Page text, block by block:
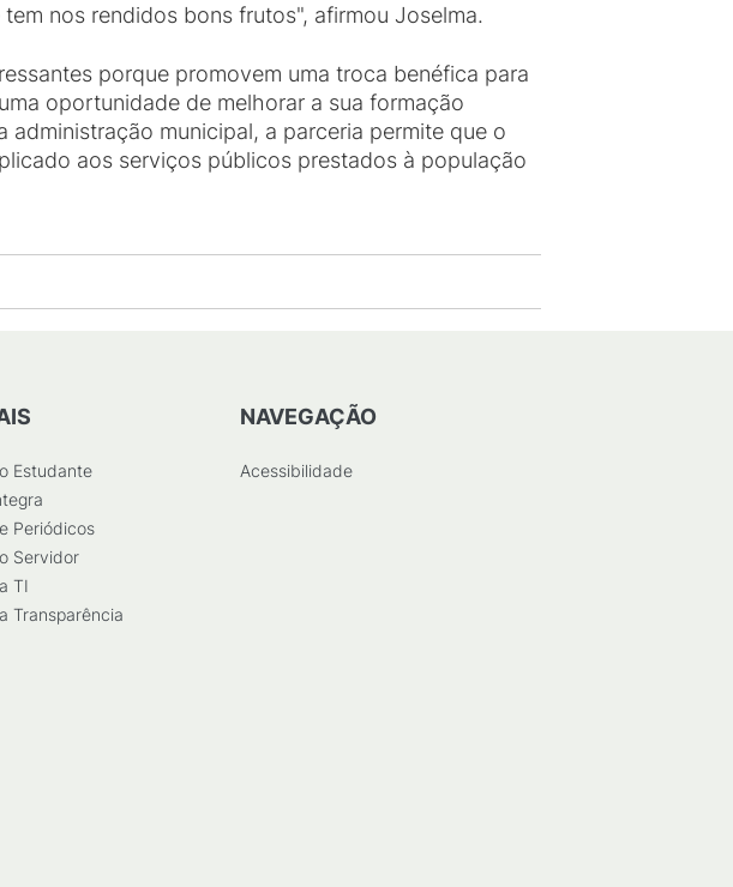
nos rendidos bons frutos", afirmou Joselma.
porque promovem uma troca benéfica para
oportunidade de melhorar a sua formação
administração municipal, a parceria permite que o
aos serviços públicos prestados à população
Estudante
Periódicos
Servidor
TI
Transparência
NAVEGAÇÃO
Acessibilidade